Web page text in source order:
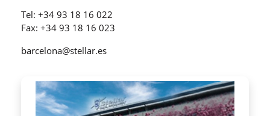
Tel: +34 93 18 16 022
Fax: +34 93 18 16 023
barcelona@stellar.es